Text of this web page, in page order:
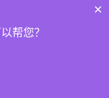
×
帮您？